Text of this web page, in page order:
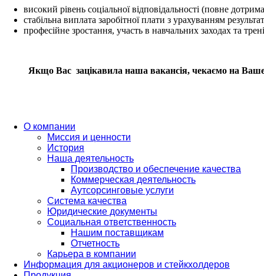
високий рівень соціальної відповідальності (повне
стабільна виплата заробітної плати з урахуванням
професійне зростання, участь в навчальних заходах та
Якщо Вас зацікавила наша вакансія, чекаємо на
О компании
Миссия и ценности
История
Наша деятельность
Производство и обеспечение качества
Коммерческая деятельность
Аутсорсинговые услуги
Система качества
Юридические документы
Социальная ответственность
Нашим поставщикам
Отчетность
Карьера в компании
Информация для акционеров и стейкхолдеров